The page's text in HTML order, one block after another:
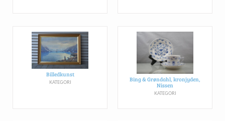
Billedkunst
KATEGORI
Bing & Grøndahl, kronjyden,
Nissen
KATEGORI